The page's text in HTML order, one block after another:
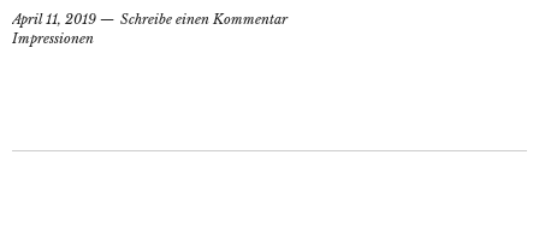
April 11, 2019
Schreibe einen Kommentar
Impressionen